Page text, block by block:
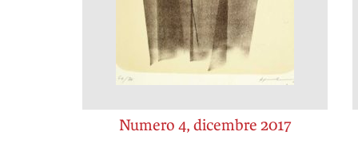
Numero 4, dicembre 2017